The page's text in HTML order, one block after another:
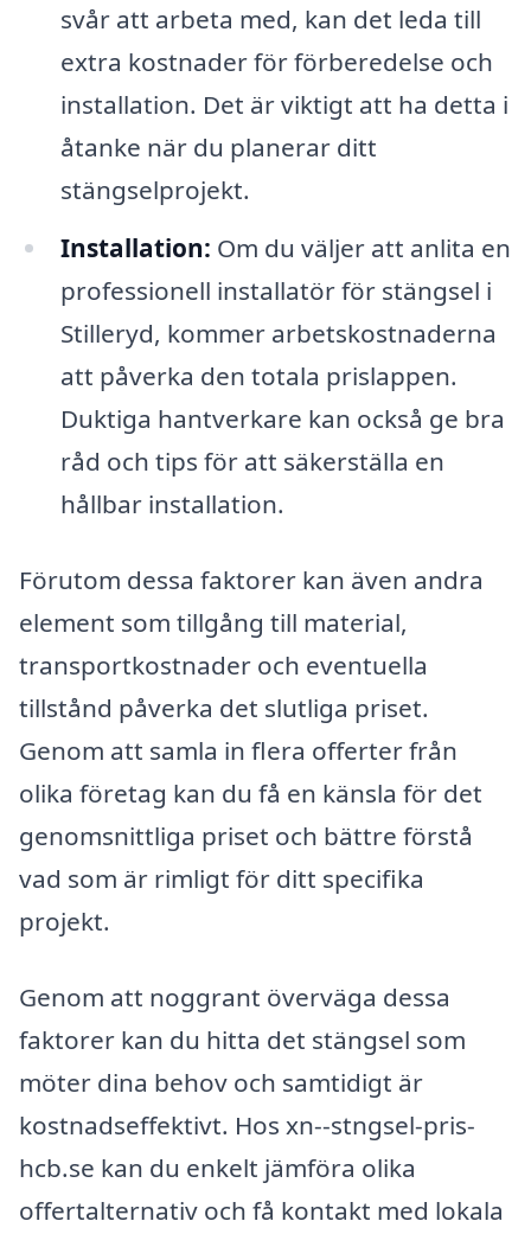
svår att arbeta med, kan det leda till
extra kostnader för förberedelse och
installation. Det är viktigt att ha detta i
åtanke när du planerar ditt
stängselprojekt.
Installation: Om du väljer att anlita en
professionell installatör för stängsel i
Stilleryd, kommer arbetskostnaderna
att påverka den totala prislappen.
Duktiga hantverkare kan också ge bra
råd och tips för att säkerställa en
hållbar installation.
Förutom dessa faktorer kan även andra
element som tillgång till material,
transportkostnader och eventuella
tillstånd påverka det slutliga priset.
Genom att samla in flera offerter från
olika företag kan du få en känsla för det
genomsnittliga priset och bättre förstå
vad som är rimligt för ditt specifika
projekt.
Genom att noggrant överväga dessa
faktorer kan du hitta det stängsel som
möter dina behov och samtidigt är
kostnadseffektivt. Hos xn--stngsel-pris-
hcb.se kan du enkelt jämföra olika
offertalternativ och få kontakt med lokala